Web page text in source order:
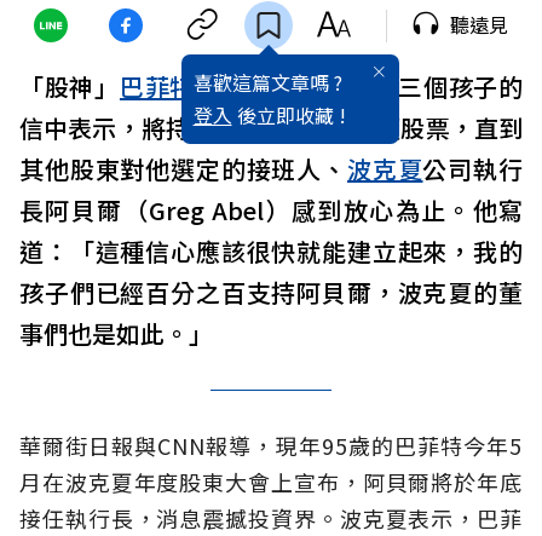
喜歡這篇文章嗎 ?
登入 後立即收藏 !
聽遠見
「股神」 巴菲特在10日寫給股東及三個孩子的
信中表示，將持續保有公司大量A類股票，直到
其他股東對他選定的接班人、 波克夏公司執行
長阿貝爾（Greg Abel）感到放心為止。他寫
道：「這種信心應該很快就能建立起來，我的
孩子們已經百分之百支持阿貝爾，波克夏的董
事們也是如此。」
華爾街日報與CNN報導，現年95歲的巴菲特今年5
月在波克夏年度股東大會上宣布，阿貝爾將於年底
接任執行長，消息震撼投資界。波克夏表示，巴菲